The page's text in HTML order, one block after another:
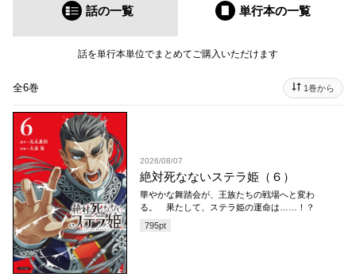
話の一覧 単行本の一覧
話を単行本単位でまとめてご購入いただけます
全6巻 1巻から
2026/08/07
絶対死なないステラ姫（６）
華やかな舞踏会が、王族たちの戦場へと変わ
る。 果たして、ステラ姫の運命は……！？
795pt